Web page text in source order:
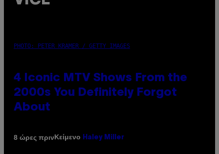
PHOTO: PETER KRAMER / GETTY IMAGES
4 Iconic MTV Shows From the
2000s You Definitely Forgot
About
8 ώρες πρινΚείμενο Haley Miller